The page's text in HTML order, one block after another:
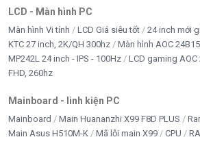
LCD - Màn hình PC
Màn hình Vi tính LCD Giá siêu tốt 24 inch mới
KTC 27 inch, 2K/QH 300hz
Màn hình AOC
MP242L 24 inch - IPS - 100Hz
LCD gaming AOC
FHD, 260hz
Mainboard - linh kiện PC
Mainboard Main Huananzhi X99 F8D PLUS
Main Asus H510M-K
Mã lỗi main X99 CPU